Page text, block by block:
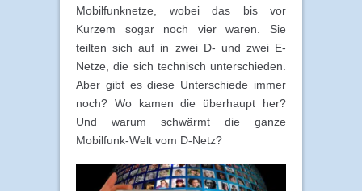
Mobilfunknetze, wobei das bis vor
Kurzem sogar noch vier waren. Sie
teilten sich auf in zwei D- und zwei E-
Netze, die sich technisch unterschieden.
Aber gibt es diese Unterschiede immer
noch? Wo kamen die überhaupt her?
Und warum schwärmt die ganze
Mobilfunk-Welt vom D-Netz?